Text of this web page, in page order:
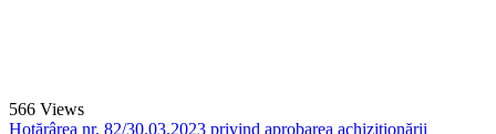
566 Views
Hotărârea nr. 82/30.03.2023 privind aprobarea achiziționării